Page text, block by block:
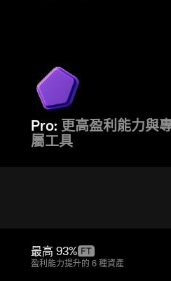
Pro: 更高盈利能力與
屬工具
最高 93%
盈利能力提升的 6 種資產